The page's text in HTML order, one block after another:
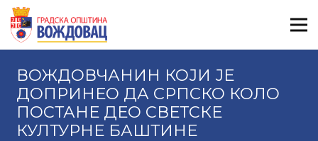
ВОЖДОВЧАНИН КОЈИ ЈЕ
ДОПРИНЕО ДА СРПСКО КОЛО
ПОСТАНЕ ДЕО СВЕТСКЕ
КУЛТУРНЕ БАШТИНЕ